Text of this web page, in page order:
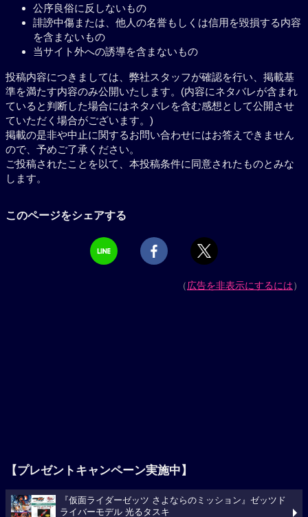
公序良俗に反しないもの
誹謗中傷または、他人の名誉もしくは信用を毀損する内容
を含まないもの
当サイト外への誘導を含まないもの
投稿内容につきましては、弊社スタッフが確認を行い、掲載基
準を満たす内容のみ公開いたします。(内容にネタバレが含まれ
ていると判断した場合にはネタバレを含む感想として公開させ
ていただく場合がございます。)
掲載の是非や中止に関するお問い合わせにはお答えできません
ので、予めご了承ください。
ご投稿されたことを以て、本投稿条件に同意されたものとみな
します。
このページをシェアする
（広告を非表示にするには）
【プレゼントキャンペーン実施中】
『仮面ライダーゼッツ さよならのミッション』ゼッツド
ライバーモデル 光るタスキ